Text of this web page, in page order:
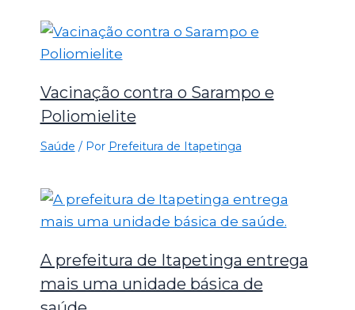
Vacinação contra o Sarampo e
Poliomielite
Saúde / Por Prefeitura de Itapetinga
A prefeitura de Itapetinga entrega
mais uma unidade básica de